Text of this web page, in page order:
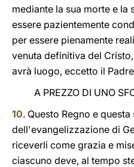
mediante la sua morte e la
essere pazientemente
per essere pienamente
venuta definitiva del
avrà luogo, eccetto il Padre
A PREZZO DI UNO
10. Questo Regno e
dell'evangelizzazione di
riceverli come grazia e
ciascuno deve, al tempo